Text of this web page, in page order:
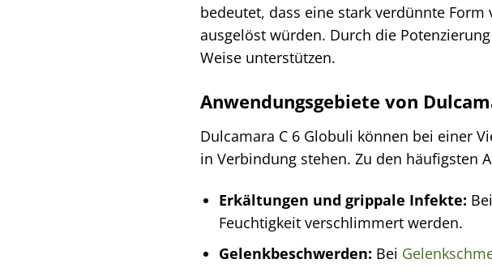
bedeutet, dass eine stark verdünnte
ausgelöst würden. Durch die
Weise unterstützen.
Anwendungsgebiete von
Dulcamara C 6 Globuli können bei einer
in Verbindung stehen. Zu den häufigsten
Erkältungen und grippale Infekte:
Feuchtigkeit verschlimmert werden.
Gelenkbeschwerden: Bei